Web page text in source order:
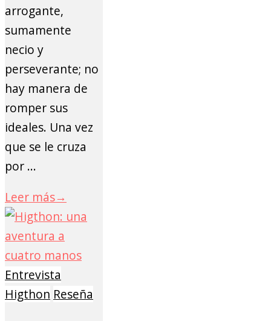
arrogante,
sumamente
necio y
perseverante; no
hay manera de
romper sus
ideales. Una vez
que se le cruza
por ...
Leer más→
Entrevista
Higthon Reseña